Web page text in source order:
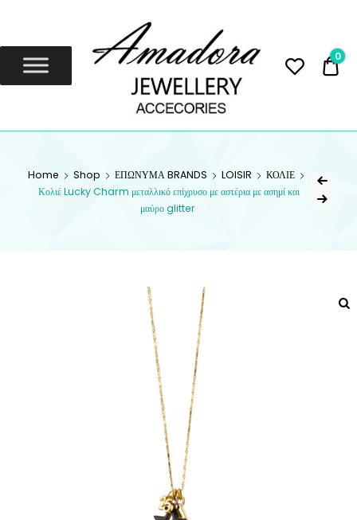
JEWELLERY
0
Home Shop ΕΠΩΝΥΜΑ BRANDS LOISIR
ΚΟΛΙΕ
Κολιέ Lucky Charm μεταλλικό επίχρυσο με αστέρια με ασημί και
μαύρο glitter